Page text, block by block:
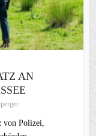
AN
von Polizei,